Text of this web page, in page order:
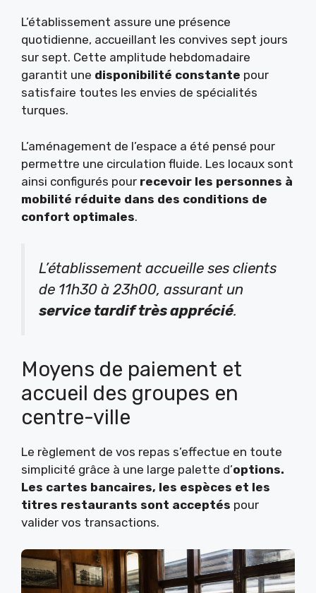
L’établissement assure une présence
quotidienne, accueillant les convives sept jours
sur sept. Cette amplitude hebdomadaire
garantit une disponibilité constante pour
satisfaire toutes les envies de spécialités
turques.
L’aménagement de l’espace a été pensé pour
permettre une circulation fluide. Les locaux sont
ainsi configurés pour recevoir les personnes à
mobilité réduite dans des conditions de
confort optimales.
L’établissement accueille ses clients
de 11h30 à 23h00, assurant un
service tardif très apprécié.
Moyens de paiement et
accueil des groupes en
centre-ville
Le règlement de vos repas s’effectue en toute
simplicité grâce à une large palette d’options.
Les cartes bancaires, les espèces et les
titres restaurants sont acceptés pour
valider vos transactions.